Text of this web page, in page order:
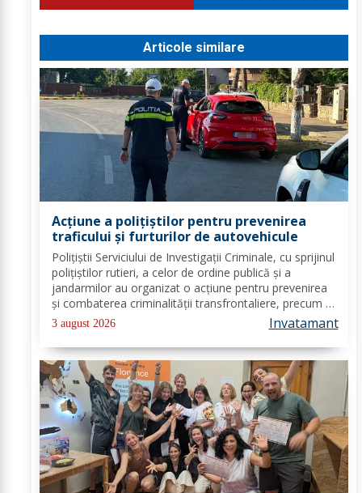
Articole similare
Acțiune a polițiștilor pentru prevenirea
traficului și furturilor de autovehicule
Polițiștii Serviciului de Investigații Criminale, cu sprijinul
polițiștilor rutieri, a celor de ordine publică și a
jandarmilor au organizat o acțiune pentru prevenirea
și combaterea criminalității transfrontaliere, precum și
pentru combaterea traficului și furturilor de
autovehicule, pe raza...
3 august 2026 Invatamant